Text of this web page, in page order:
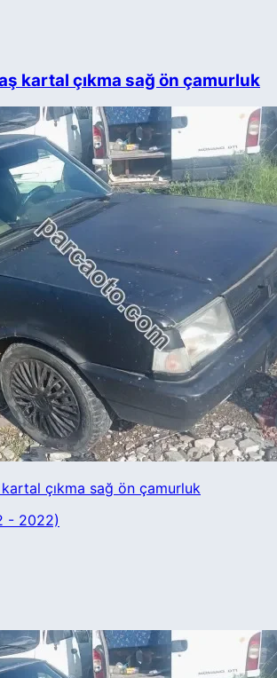
kartal çıkma sağ ön çamurluk
çıkma sağ ön çamurluk
- 2022)